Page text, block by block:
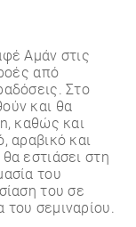
Αµάν στις
από
Στο
και θα
καθώς και
αραβικό και
εστιάσει στη
του
του σε
σεµιναρίου.